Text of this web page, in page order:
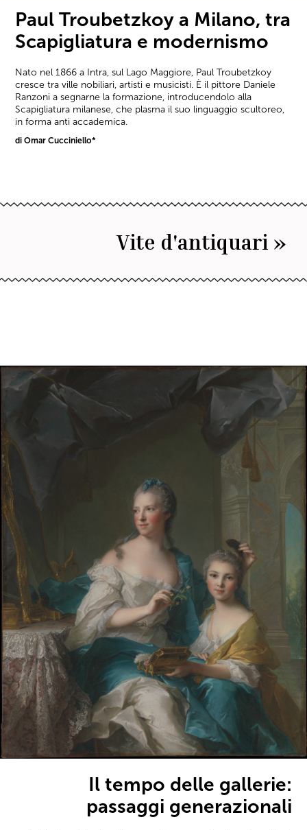
Paul Troubetzkoy a Milano, tra
Scapigliatura e modernismo
Nato nel 1866 a Intra, sul Lago Maggiore, Paul Troubetzkoy
cresce tra ville nobiliari, artisti e musicisti. È il pittore Daniele
Ranzoni a segnarne la formazione, introducendolo alla
Scapigliatura milanese, che plasma il suo linguaggio scultoreo,
in forma anti accademica.
di Omar Cucciniello*
Vite d'antiquari »
Il tempo delle gallerie:
passaggi generazionali